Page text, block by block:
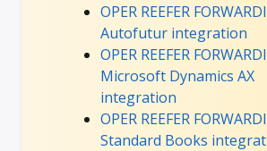
OPER REEFER
Autofutur integration
OPER REEFER
Microsoft Dynamics AX
integration
OPER REEFER
Standard Books